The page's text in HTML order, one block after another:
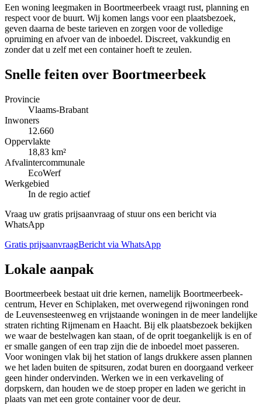
Een woning leegmaken in Boortmeerbeek vraagt rust, planning en
respect voor de buurt. Wij komen langs voor een plaatsbezoek,
geven daarna de beste tarieven en zorgen voor de volledige
opruiming en afvoer van de inboedel. Discreet, vakkundig en
zonder dat u zelf met een container hoeft te zeulen.
Snelle feiten over Boortmeerbeek
Provincie
Vlaams-Brabant
Inwoners
12.660
Oppervlakte
18,83 km²
Afvalintercommunale
EcoWerf
Werkgebied
In de regio actief
Vraag uw gratis prijsaanvraag of stuur ons een bericht via
WhatsApp
Gratis prijsaanvraagBericht via WhatsApp
Lokale aanpak
Boortmeerbeek bestaat uit drie kernen, namelijk Boortmeerbeek-
centrum, Hever en Schiplaken, met overwegend rijwoningen rond
de Leuvensesteenweg en vrijstaande woningen in de meer landelijke
straten richting Rijmenam en Haacht. Bij elk plaatsbezoek bekijken
we waar de bestelwagen kan staan, of de oprit toegankelijk is en of
er smalle gangen of een trap zijn die de inboedel moet passeren.
Voor woningen vlak bij het station of langs drukkere assen plannen
we het laden buiten de spitsuren, zodat buren en doorgaand verkeer
geen hinder ondervinden. Werken we in een verkaveling of
dorpskern, dan houden we de stoep proper en laden we gericht in
plaats van met een grote container voor de deur.